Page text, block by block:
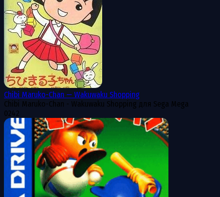
Chibi Maruko-Chan — Wakuwaku Shopping
Chibi Maruko-Chan - Wakuwaku Shopping для Sega Mega
0242